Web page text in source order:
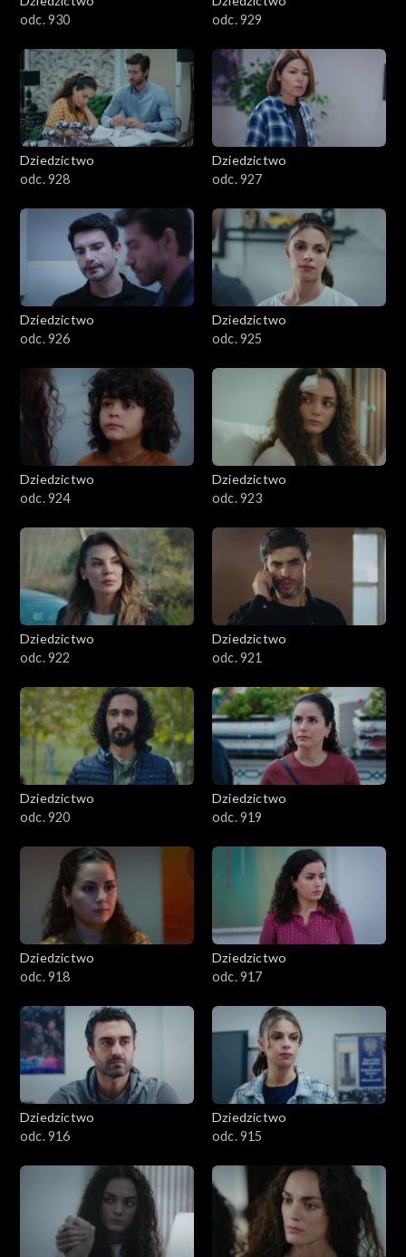
odc. 930
odc. 929
Dziedzictwo
odc. 928
Dziedzictwo
odc. 927
Dziedzictwo
odc. 926
Dziedzictwo
odc. 925
Dziedzictwo
odc. 924
Dziedzictwo
odc. 923
Dziedzictwo
odc. 922
Dziedzictwo
odc. 921
Dziedzictwo
odc. 920
Dziedzictwo
odc. 919
Dziedzictwo
odc. 918
Dziedzictwo
odc. 917
Dziedzictwo
odc. 916
Dziedzictwo
odc. 915